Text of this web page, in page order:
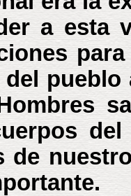
a esta
pueblo
de